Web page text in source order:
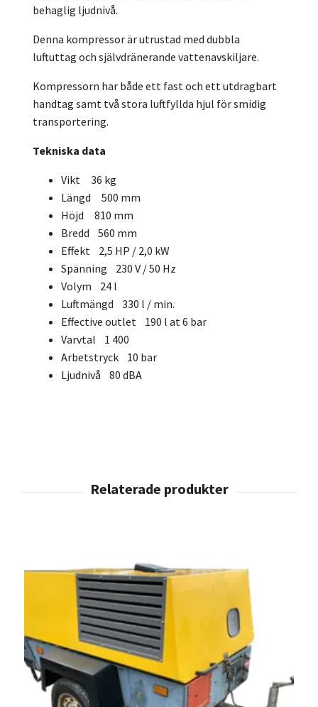
behaglig ljudnivå.
Denna kompressor är utrustad med dubbla
luftuttag och självdränerande vattenavskiljare.
Kompressorn har både ett fast och ett utdragbart
handtag samt två stora luftfyllda hjul för smidig
transportering.
Tekniska data
Vikt 36 kg
Längd 500 mm
Höjd 810 mm
Bredd 560 mm
Effekt 2,5 HP / 2,0 kW
Spänning 230 V / 50 Hz
Volym 24 l
Luftmängd 330 l / min.
Effective outlet 190 l at 6 bar
Varvtal 1 400
Arbetstryck 10 bar
Ljudnivå 80 dBA